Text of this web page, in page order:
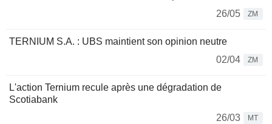
26/05
ZM
TERNIUM S.A. : UBS maintient son opinion neutre
02/04
ZM
L'action Ternium recule après une dégradation de
Scotiabank
26/03
MT